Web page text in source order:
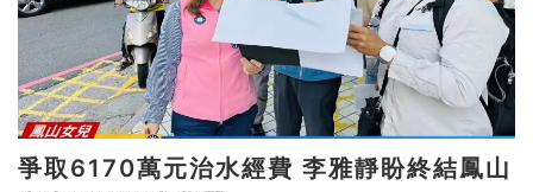
爭取6170萬元治水經費 李雅靜盼終結鳳山